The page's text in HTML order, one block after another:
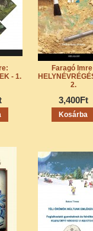
- 1.
Faragó
2.
3,400Ft